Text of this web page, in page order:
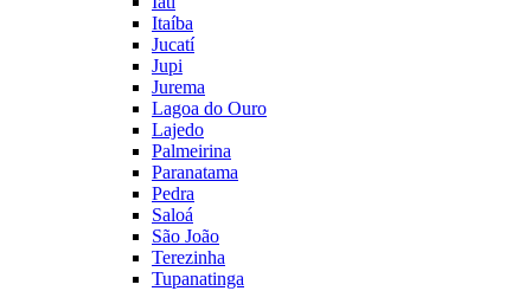
Itaíba
Jucatí
Jupi
Jurema
Lagoa do Ouro
Lajedo
Palmeirina
Paranatama
Pedra
Saloá
São João
Terezinha
Tupanatinga